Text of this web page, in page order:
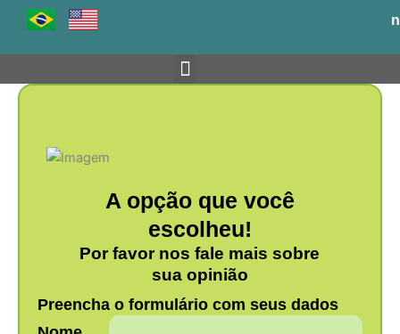
o
A opção que você
escolheu!
Por favor nos fale mais sobre
sua opinião
Preencha o formulário com seus dados